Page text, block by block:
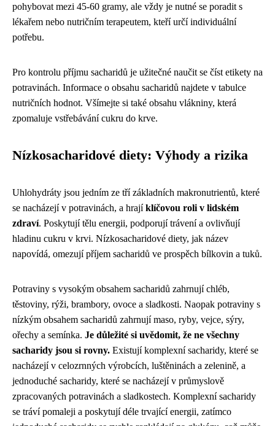
pohybovat mezi 45-60 gramy, ale vždy je nutné se poradit s
lékařem nebo nutričním terapeutem, kteří určí individuální
potřebu.
Pro kontrolu příjmu sacharidů je užitečné naučit se číst etikety na
potravinách. Informace o obsahu sacharidů najdete v tabulce
nutričních hodnot. Všímejte si také obsahu vlákniny, která
zpomaluje vstřebávání cukru do krve.
Nízkosacharidové diety: Výhody a rizika
Uhlohydráty jsou jedním ze tří základních makronutrientů, které
se nacházejí v potravinách, a hrajíklíčovou roli v lidském
zdraví. Poskytují tělu energii, podporují trávení a ovlivňují
hladinu cukru v krvi. Nízkosacharidové diety, jak název
napovídá, omezují příjem sacharidů ve prospěch bílkovin a tuků.
Potraviny s vysokým obsahem sacharidů zahrnují chléb,
těstoviny, rýži, brambory, ovoce a sladkosti. Naopak potraviny s
nízkým obsahem sacharidů zahrnují maso, ryby, vejce, sýry,
ořechy a semínka. Je důležité si uvědomit, že ne všechny
sacharidy jsou si rovny. Existují komplexní sacharidy, které se
nacházejí v celozrnných výrobcích, luštěninách a zelenině, a
jednoduché sacharidy, které se nacházejí v průmyslově
zpracovaných potravinách a sladkostech. Komplexní sacharidy
se tráví pomaleji a poskytují déle trvající energii, zatímco